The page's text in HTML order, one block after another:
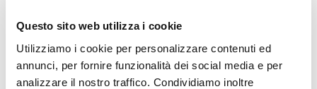
Questo sito web utilizza i cookie
Utilizziamo i cookie per personalizzare contenuti ed
annunci, per fornire funzionalità dei social media e per
analizzare il nostro traffico. Condividiamo inoltre
Piletta RTSA117 universale
cromo
ZIP cromo Rubinetterie
Treemme